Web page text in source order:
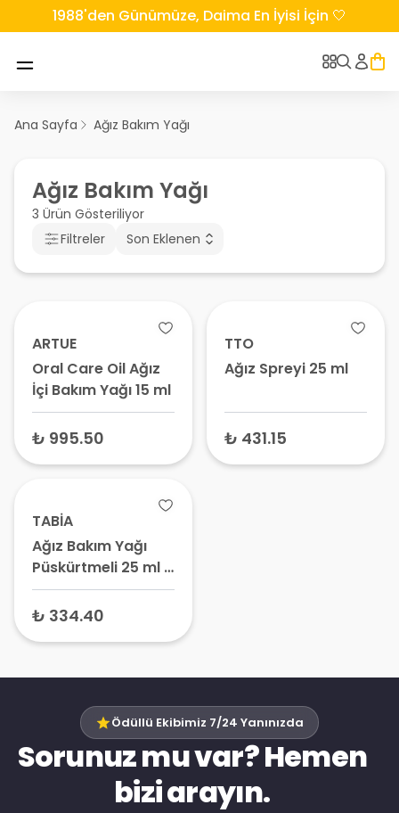
1988'den Günümüze, Daima En İyisi İçin 🤍
Ana Sayfa Ağız Bakım Yağı
Ağız Bakım Yağı
3 Ürün Gösteriliyor
Filtreler
Son Eklenen
ARTUE
Oral Care Oil Ağız
İçi Bakım Yağı 15 ml
₺ 995.50
TTO
Ağız Spreyi 25 ml
₺ 431.15
TABİA
Ağız Bakım Yağı
Püskürtmeli 25 ml –
Kantaronlu Boğaz
Spreyi, Çörekotu
₺ 334.40
Ödüllü Ekibimiz 7/24 Yanınızda
Sorunuz mu var? Hemen
bizi arayın.